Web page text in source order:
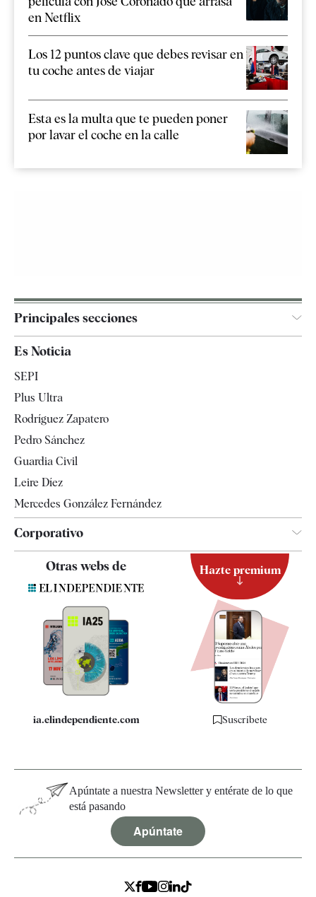
en Netflix
Los 12 puntos clave que debes revisar en
tu coche antes de viajar
Esta es la multa que te pueden poner
por lavar el coche en la calle
Principales secciones
Televisión
Es Noticia
SEPI
Plus Ultra
Rodríguez Zapatero
Pedro Sánchez
Guardia Civil
Leire Díez
Mercedes González Fernández
Corporativo
Quiénes somos
Especificaciones
Otras webs de
ia.elindependiente.com
Hazte premium
Suscríbete
Apúntate a nuestra Newsletter y entérate de lo que
está pasando
Apúntate